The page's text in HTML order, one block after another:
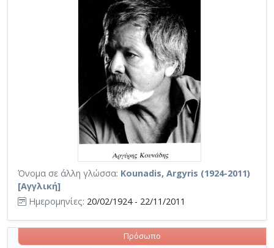
Όνομα σε άλλη γλώσσα: Kounadis, Argyris (1924-2011)
[Αγγλική]
Ημερομηνίες: 20/02/1924 - 22/11/2011
Πρόσωπο